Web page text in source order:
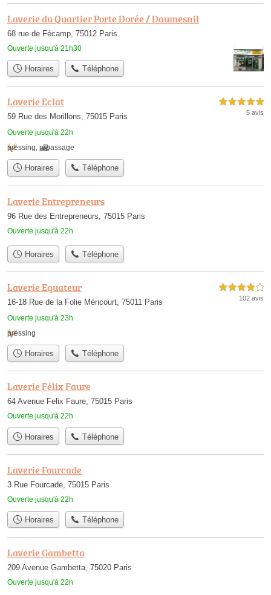
Laverie du Quartier Porte Dorée / Daumesnil
68 rue de Fécamp, 75012 Paris
Ouverte jusqu'à 21h30
Horaires Téléphone
Laverie Eclat
59 Rue des Morillons, 75015 Paris
Ouverte jusqu'à 22h
5,0 étoiles sur 5
5 avis
pressing, repassage
Horaires Téléphone
Laverie Entrepreneurs
96 Rue des Entrepreneurs, 75015 Paris
Ouverte jusqu'à 22h
Horaires Téléphone
Laverie Equateur
16-18 Rue de la Folie Méricourt, 75011 Paris
Ouverte jusqu'à 23h
4,0 étoiles sur 5
102 avis
pressing
Horaires Téléphone
Laverie Félix Faure
64 Avenue Felix Faure, 75015 Paris
Ouverte jusqu'à 22h
Horaires Téléphone
Laverie Fourcade
3 Rue Fourcade, 75015 Paris
Ouverte jusqu'à 22h
Horaires Téléphone
Laverie Gambetta
209 Avenue Gambetta, 75020 Paris
Ouverte jusqu'à 22h